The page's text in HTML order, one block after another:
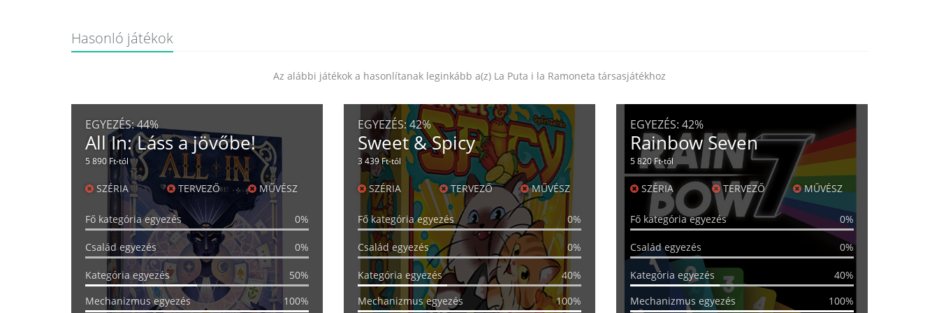
Hasonló játékok
Az alábbi játékok a hasonlítanak leginkább a(z) La Puta i la Ramoneta társasjátékhoz
EGYEZÉS:44%
All In: Láss a jövőbe!
5 890 Ft-tól
SZÉRIA TERVEZŐ MŰVÉSZ
Fő kategória egyezés 0%
Család egyezés 0%
Kategória egyezés
50%
Mechanizmus egyezés
100%
EGYEZÉS: 42%
Sweet & Spicy
3 439 Ft-tól
SZÉRIA TERVEZŐ MŰVÉSZ
Fő kategória egyezés 0%
Család egyezés 0%
Kategória egyezés
40%
Mechanizmus egyezés
100%
EGYEZÉS: 42%
Rainbow Seven
5 820 Ft-tól
SZÉRIA TERVEZŐ MŰVÉSZ
Fő kategória egyezés 0%
Család egyezés 0%
Kategória egyezés
40%
Mechanizmus egyezés
100%